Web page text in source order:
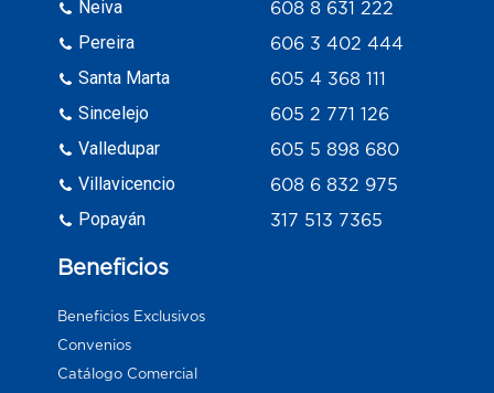
Neiva
Pereira
Santa Marta
Sincelejo
Valledupar
Villavicencio
Popayán
608 8 631 222
606 3 402 444
605 4 368 111
605 2 771 126
605 5 898 680
608 6 832 975
317 513 7365
Beneficios
Beneficios Exclusivos
Convenios
Catálogo Comercial